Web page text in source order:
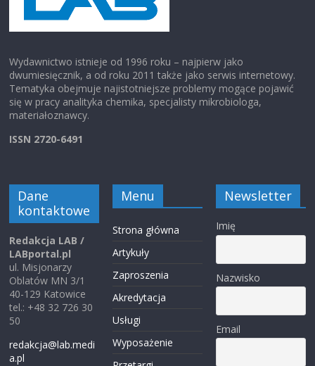
Wydawnictwo istnieje od 1996 roku – najpierw jako
dwumiesięcznik, a od roku 2011 także jako serwis internetowy.
Tematyka obejmuje najistotniejsze problemy mogące pojawić
się w pracy analityka chemika, specjalisty mikrobiologa,
materiałoznawcy.
ISSN 2720-6491
Dane
kontaktowe
Redakcja LAB /
LABportal.pl
ul. Misjonarzy
Oblatów MN 3/1
40-129 Katowice
tel.: +48 32 726 30
50
redakcja@lab.medi
a.pl
Menu
Strona główna
Artykuły
Zaproszenia
Akredytacja
Usługi
Wyposażenie
Newsletter
Imię
Nazwisko
Email